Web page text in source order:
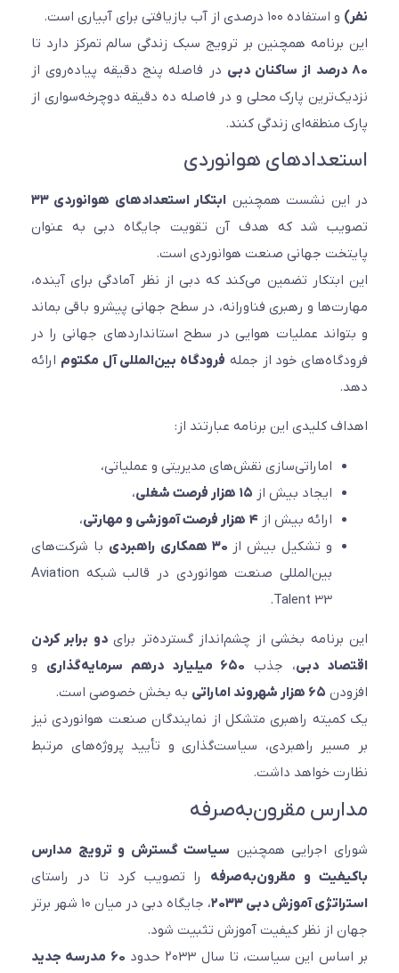
نفر)و استفاده ۱۰۰ درصدی از آب بازیافتی برای آبیاری است.
این برنامه همچنین بر ترویج سبک زندگی سالم تمرکز دارد تا
در فاصله پنج دقیقه پیاده‌روی از
نزدیک‌ترین پارک محلی و در فاصله ده دقیقه دوچرخه‌سواری از
پارک منطقه‌ای زندگی کنند.
استعدادهای هوانوردی
در این نشست همچنینابتکار استعدادهای هوانوردی ۳۳
تصویب شد که هدف آن تقویت جایگاه دبی به عنوان
پایتخت جهانی صنعت هوانوردی است.
این ابتکار تضمین می‌کند که دبی از نظر آمادگی برای آینده،
مهارت‌ها و رهبری فناورانه، در سطح جهانی پیشرو باقی بماند
و بتواند عملیات هوایی در سطح استانداردهای جهانی را در
فرودگاه‌های خود از جملهفرودگاه بین‌المللی آل مکتومارائه
دهد.
اهداف کلیدی این برنامه عبارتند از:
اماراتی‌سازی نقش‌های مدیریتی و عملیاتی،
ایجاد بیش از۱۵ هزار فرصت شغلی
،
ارائه بیش از۴ هزار فرصت آموزشی و مهارتی
،
و تشکیل بیش از ۳۰ همکاری راهبردی
با شرکت‌های
بین‌المللی صنعت هوانوردی در قالب شبکه Aviation
Talent 33.
این برنامه بخشی از چشم‌انداز گسترده‌تر برایدو برابر کردن
اقتصاد دبی، جذب۶۵۰ میلیارد درهم سرمایه‌گذاری
و
افزودن۶۵ هزار شهروند اماراتی
به بخش خصوصی است.
یک کمیته راهبری متشکل از نمایندگان صنعت هوانوردی نیز
بر مسیر راهبردی، سیاست‌گذاری و تأیید پروژه‌های مرتبط
نظارت خواهد داشت.
مدارس مقرون‌به‌صرفه
شورای اجرایی همچنینسیاست گسترش و ترویج مدارس
باکیفیت و مقرون‌به‌صرفهرا تصویب کرد تا در راستای
استراتژی آموزش دبی ۲۰۳۳
، جایگاه دبی در میان ۱۰ شهر برتر
جهان از نظر کیفیت آموزش تثبیت شود.
بر اساس این سیاست، تا سال ۲۰۳۳ حدود
۶۰ مدرسه جدید